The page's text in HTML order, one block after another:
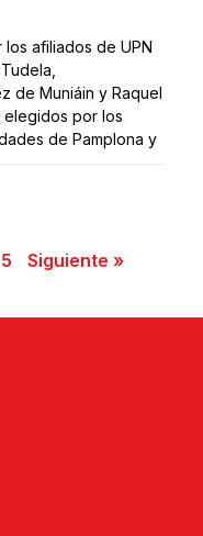
afiliados de UPN
de Muniáin y Raquel
elegidos por los
de Pamplona y
5 Siguiente »